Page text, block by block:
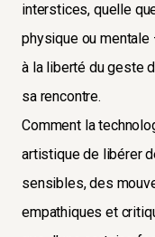
interstices, quelle
physique ou
à la liberté du geste
sa rencontre.
Comment la
artistique de libérer
sensibles, des
empathiques et